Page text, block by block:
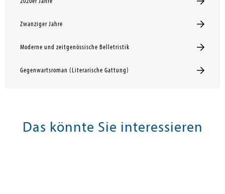
Zwanziger Jahre
Moderne und zeitgenössische Belletristik
Gegenwartsroman (Literarische Gattung)
Das könnte Sie interessieren